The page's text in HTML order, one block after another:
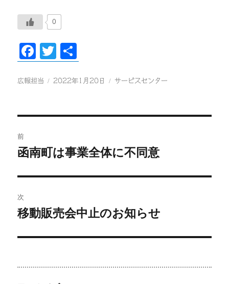
0
Fa
ce
bo
T
wi
tte
有
投
広報担当
投
2022年1月20日
カ
サービスセンター
稿
ビ
ゲ
ー
前
前
投
稿:
函南町は事業全体に不同意
次
次
投
移動販売会中止のお知らせ